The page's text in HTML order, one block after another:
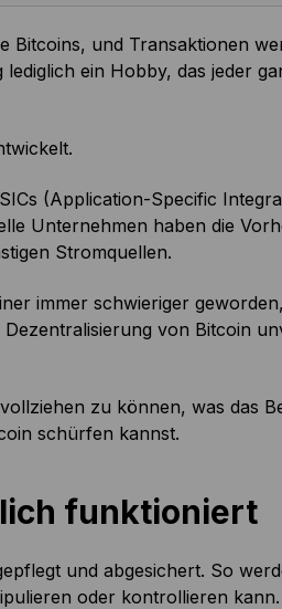
Bitcoins, und Transaktionen
ein Hobby, das jeder
(Application-Specific
Unternehmen haben die
Stromquellen.
immer schwieriger
von Bitcoin
zu können, was das
schürfen kannst.
funktioniert
und abgesichert. So
oder kontrollieren